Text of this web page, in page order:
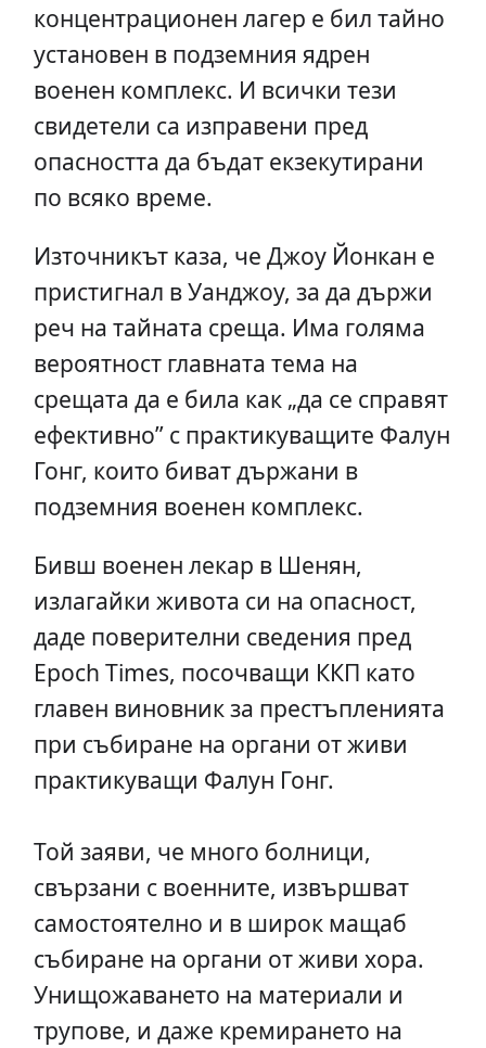
концентрационен лагер е бил тайно
установен в подземния ядрен
военен комплекс. И всички тези
свидетели са изправени пред
опасността да бъдат екзекутирани
по всяко време.
Източникът каза, че Джоу Йонкан е
пристигнал в Уанджоу, за да държи
реч на тайната среща. Има голяма
вероятност главната тема на
срещата да е била как „да се справят
ефективно” с практикуващите Фалун
Гонг, които биват държани в
подземния военен комплекс.
Бивш военен лекар в Шенян,
излагайки живота си на опасност,
даде поверителни сведения пред
Epoch Times, посочващи ККП като
главен виновник за престъпленията
при събиране на органи от живи
практикуващи Фалун Гонг.
Той заяви, че много болници,
свързани с военните, извършват
самостоятелно и в широк мащаб
събиране на органи от живи хора.
Унищожаването на материали и
трупове, и даже кремирането на